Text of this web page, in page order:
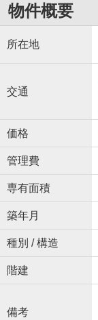
物件概要
所在地
交通
価格
管理費
専有面積
築年月
種別 / 構造
階建
備考